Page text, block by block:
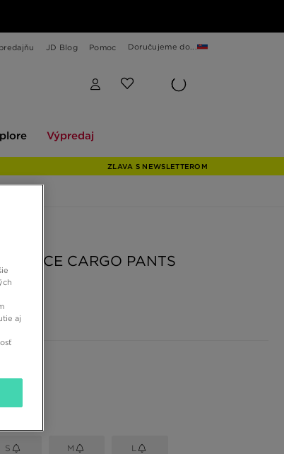
JD Blog Pomoc Doručujeme do...
Výpredaj
ZĽAVA S NEWSLETTEROM
CARGO PANTS
S M L
aj